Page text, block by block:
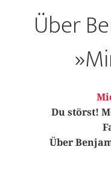
Über
Du störst!
Über